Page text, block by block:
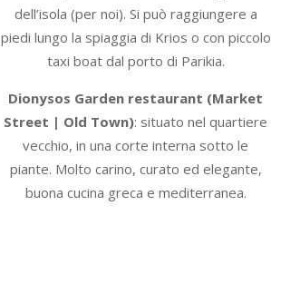
dell’isola (per noi). Si può raggiungere a
piedi lungo la spiaggia di Krios o con piccolo
taxi boat dal porto di Parikia.
Dionysos Garden restaurant (Market
Street | Old Town): situato nel quartiere
vecchio, in una corte interna sotto le
piante. Molto carino, curato ed elegante,
buona cucina greca e mediterranea.